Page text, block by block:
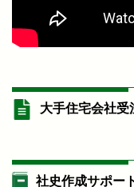
大手住宅会社受
社史作成サポー